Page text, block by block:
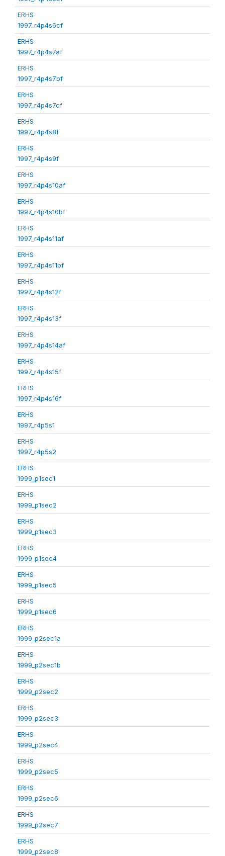
ERHS
1997_r4p4s6cf
ERHS
1997_r4p4s7af
ERHS
1997_r4p4s7bf
ERHS
1997_r4p4s7cf
ERHS
1997_r4p4s8f
ERHS
1997_r4p4s9f
ERHS
1997_r4p4s10af
ERHS
1997_r4p4s10bf
ERHS
1997_r4p4s11af
ERHS
1997_r4p4s11bf
ERHS
1997_r4p4s12f
ERHS
1997_r4p4s13f
ERHS
1997_r4p4s14af
ERHS
1997_r4p4s15f
ERHS
1997_r4p4s16f
ERHS
1997_r4p5s1
ERHS
1997_r4p5s2
ERHS
1999_p1sec1
ERHS
1999_p1sec2
ERHS
1999_p1sec3
ERHS
1999_p1sec4
ERHS
1999_p1sec5
ERHS
1999_p1sec6
ERHS
1999_p2sec1a
ERHS
1999_p2sec1b
ERHS
1999_p2sec2
ERHS
1999_p2sec3
ERHS
1999_p2sec4
ERHS
1999_p2sec5
ERHS
1999_p2sec6
ERHS
1999_p2sec7
ERHS
1999_p2sec8